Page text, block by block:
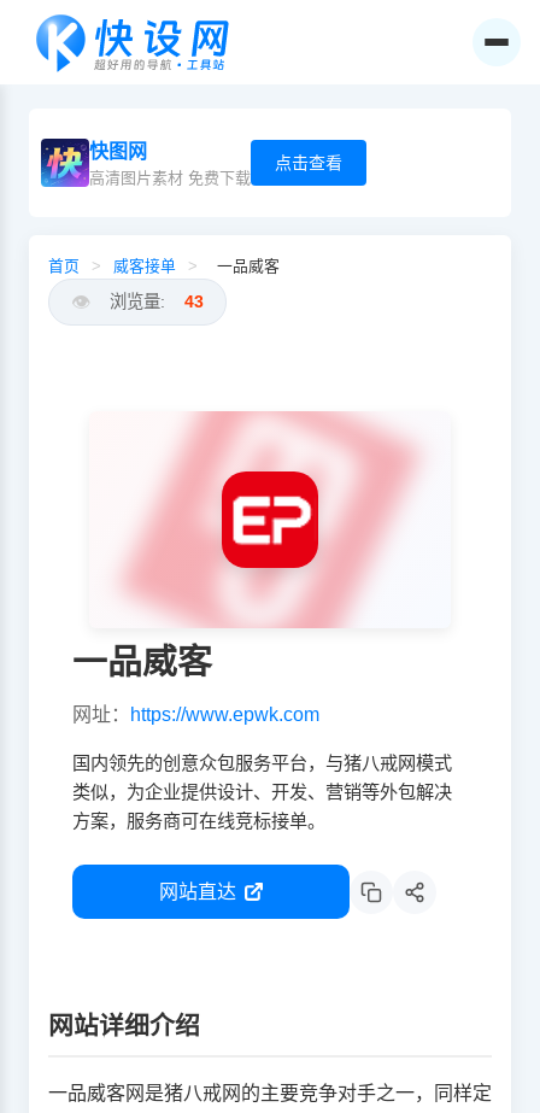
快图网
高清图片素材 免费下载
点击查看
首页 > 威客接单 > 一品威客
👁️ 浏览量: 43
一品威客
网址： https://www.epwk.com
国内领先的创意众包服务平台，与猪八戒网模式
类似，为企业提供设计、开发、营销等外包解决
方案，服务商可在线竞标接单。
网站直达
网站详细介绍
一品威客网是猪八戒网的主要竞争对手之一，同样定